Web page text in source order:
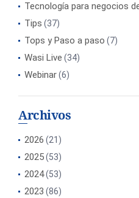
Tecnología para negocios
Tips (37)
Tops y Paso a paso (7)
Wasi Live (34)
Webinar(6)
Archivos
2026 (21)
2025(53)
2024(53)
2023 (86)